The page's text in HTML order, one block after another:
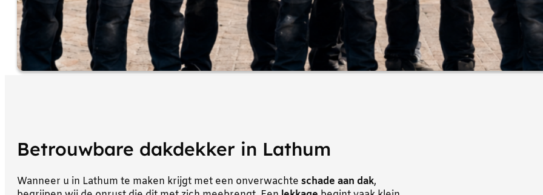
Betrouwbare dakdekker in Lathum
Wanneer u in Lathum te maken krijgt met een onverwachte schade aan dak,